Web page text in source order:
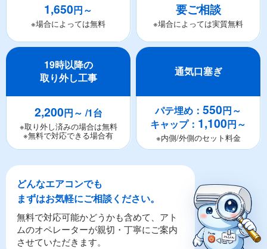
1,650円～
※場合によっては無料
要ご相談
※場合によっては実質無料
19時以降の
取り外し工事
2,200円～ /1台
※取り外し済みの場合は無料
※無料で対応できる場合有
通気口塞ぎ
パテ埋め：550円～
キャップ： 1,100円～
※内側/外側のセット料金
どんなエアコンでも
まずはお気軽にご相談ください。
無料で対応可能かどうかも含めて、アト
ムのオペレーターが親切・丁寧にご案内
させていただきます。